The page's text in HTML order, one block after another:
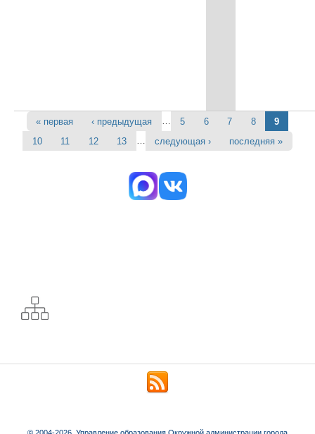
Страницы
« первая ‹ предыдущая 5 6 7 8
9
10
11 12 13 следующая › последняя »
© 2004-2026. Управление образования Окружной администрации города